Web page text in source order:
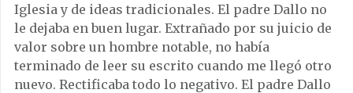
Iglesia y de ideas tradicionales. El padre Dallo no
le dejaba en buen lugar. Extrañado por su juicio de
valor sobre un hombre notable, no había
terminado de leer su escrito cuando me llegó otro
nuevo. Rectificaba todo lo negativo. El padre Dallo